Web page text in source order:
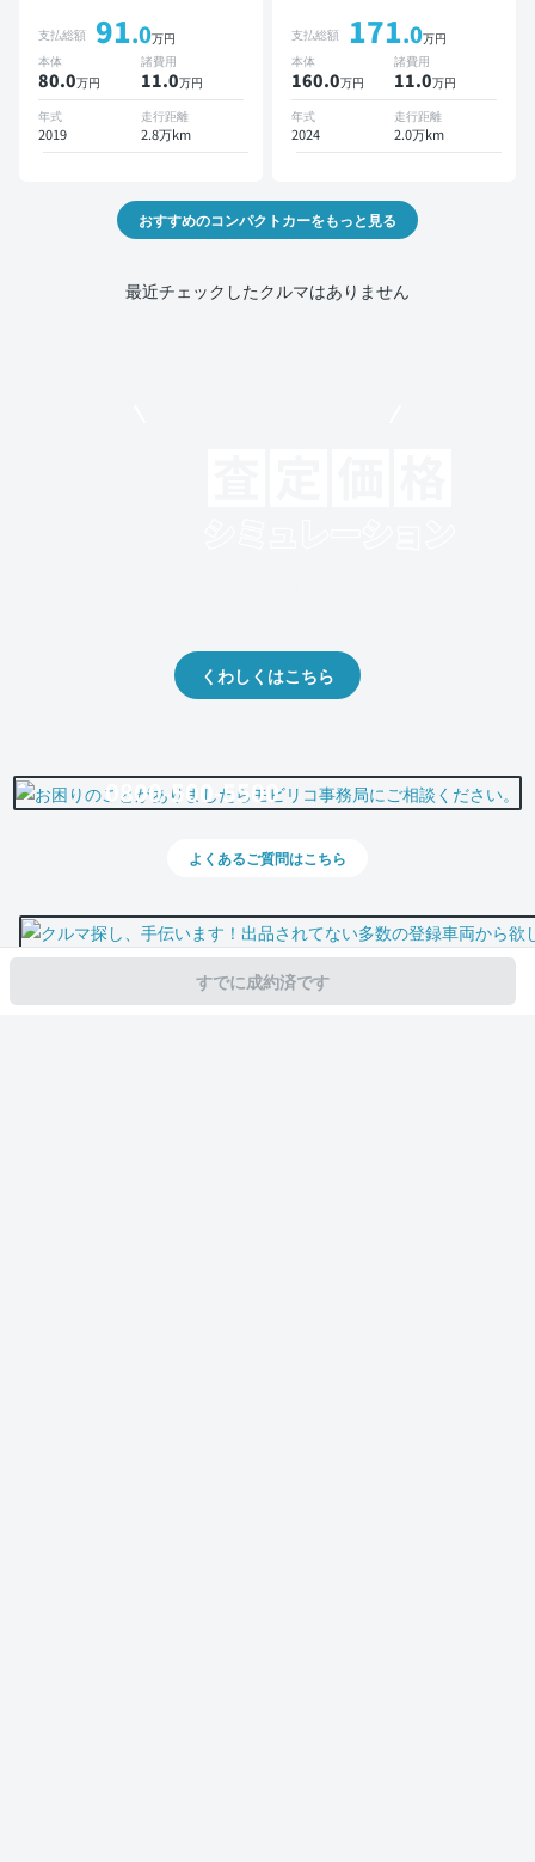
すでに成約済です
突軽減
支払総額 91.0万円
本体
80.0万円
諸費用
11.0万円
年式
2019
走行距離
2.8万km
ヤレスキー スマートキー
ETC バックモニター 全方
位カメラ 衝突軽減
支払総額 171.0万円
本体
160.0万円
諸費用
11.0万円
年式
2024
走行距離
2.0万km
おすすめのコンパクトカーをもっと見る
最近チェックしたクルマはありません
くわしくはこちら
0800-500-5500
よくあるご質問はこちら